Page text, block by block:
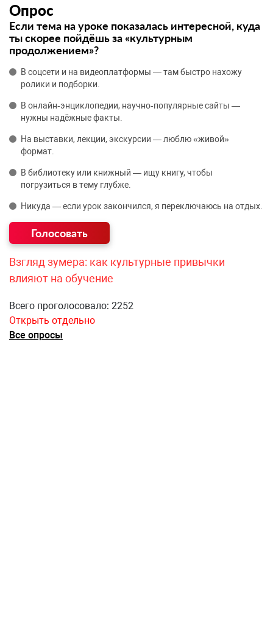
Опрос
Если тема на уроке показалась интересной, куда
ты скорее пойдёшь за «культурным
продолжением»?
В соцсети и на видеоплатформы — там быстро нахожу
ролики и подборки.
В онлайн‑энциклопедии, научно‑популярные сайты —
нужны надёжные факты.
На выставки, лекции, экскурсии — люблю «живой»
формат.
В библиотеку или книжный — ищу книгу, чтобы
погрузиться в тему глубже.
Никуда — если урок закончился, я переключаюсь на отдых.
Взгляд зумера: как культурные привычки
влияют на обучение
Всего проголосовало: 2252
Открыть отдельно
Все опросы